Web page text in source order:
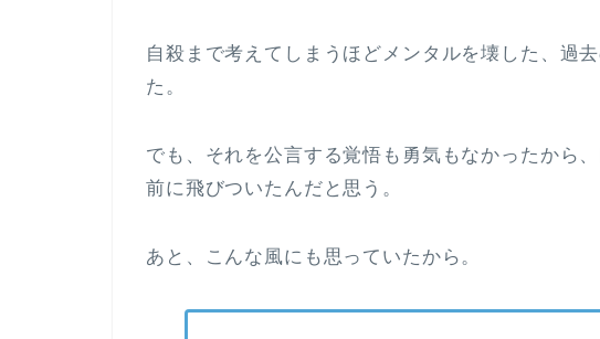
自殺まで考えてしまうほどメンタルを壊した、過
た。
でも、それを公言する覚悟も勇気もなかったから
前に飛びついたんだと思う。
あと、こんな風にも思っていたから。